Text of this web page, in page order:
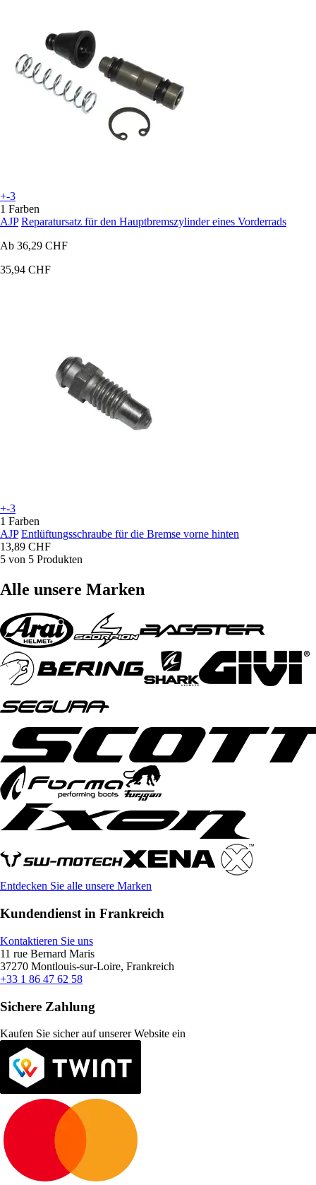
+-3
1 Farben
AJP Reparatursatz für den Hauptbremszylinder eines Vorderrads
Ab 36,29 CHF
35,94 CHF
+-3
1 Farben
AJP Entlüftungsschraube für die Bremse vorne hinten
13,89 CHF
5 von 5 Produkten
Alle unsere Marken
Entdecken Sie alle unsere Marken
Kundendienst in Frankreich
Kontaktieren Sie uns
11 rue Bernard Maris
37270 Montlouis-sur-Loire, Frankreich
+33 1 86 47 62 58
Sichere Zahlung
Kaufen Sie sicher auf unserer Website ein